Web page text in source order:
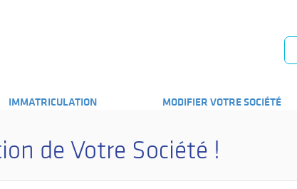
IMMATRICULATION MODIFIER VOTRE SOCIÉTÉ
de Votre Société !